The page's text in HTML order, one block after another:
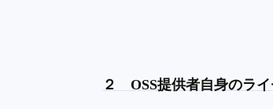
２OSS提供者自身のラ